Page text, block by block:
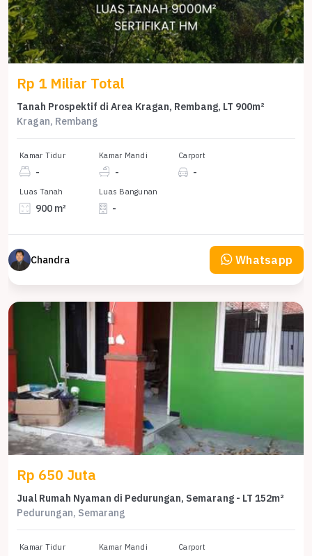
Rp 1 Miliar Total
Tanah Prospektif di Area Kragan, Rembang, LT 900m²
Kragan, Rembang
Kamar Tidur
-
Kamar Mandi
-
Carport
-
Luas Tanah
900 m²
Luas Bangunan
-
Chandra Whatsapp
Rp 650 Juta
Jual Rumah Nyaman di Pedurungan, Semarang - LT 152m²
Pedurungan, Semarang
Kamar Tidur Kamar Mandi Carport